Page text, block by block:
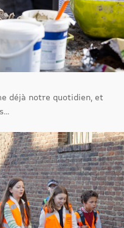
déjà notre quotidien, et